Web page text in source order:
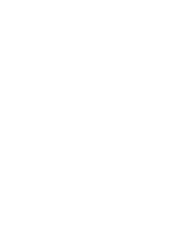
e o Miguelito
época para
Época em que é
e do pescado